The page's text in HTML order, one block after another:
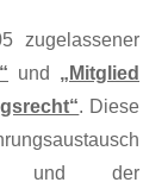
zugelassener
und „Mitglied
. Diese
und der